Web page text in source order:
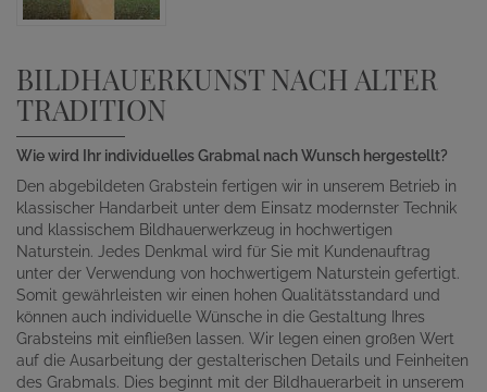
BILDHAUERKUNST NACH ALTER
TRADITION
Wie wird Ihr individuelles Grabmal nach Wunsch hergestellt?
Den abgebildeten Grabstein fertigen wir in unserem Betrieb in
klassischer Handarbeit unter dem Einsatz modernster Technik
und klassischem Bildhauerwerkzeug in hochwertigen
Naturstein. Jedes Denkmal wird für Sie mit Kundenauftrag
unter der Verwendung von hochwertigem Naturstein gefertigt.
Somit gewährleisten wir einen hohen Qualitätsstandard und
können auch individuelle Wünsche in die Gestaltung Ihres
Grabsteins mit einfließen lassen. Wir legen einen großen Wert
auf die Ausarbeitung der gestalterischen Details und Feinheiten
des Grabmals. Dies beginnt mit der Bildhauerarbeit in unserem